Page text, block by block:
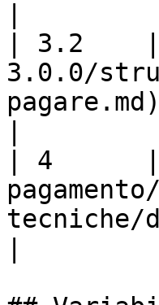
| 3.2    |
3.0.0/
pagare.md)
| 4      |
tecniche/